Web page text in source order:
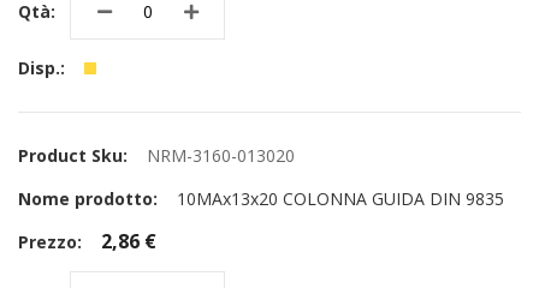
NRM-3160-013020
10MAx13x20 COLONNA GUIDA DIN 9835
2,86 €